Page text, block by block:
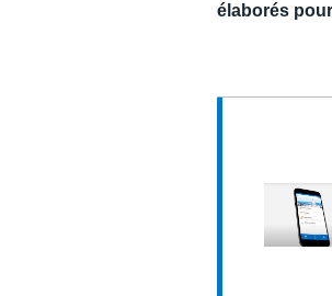
élaborés